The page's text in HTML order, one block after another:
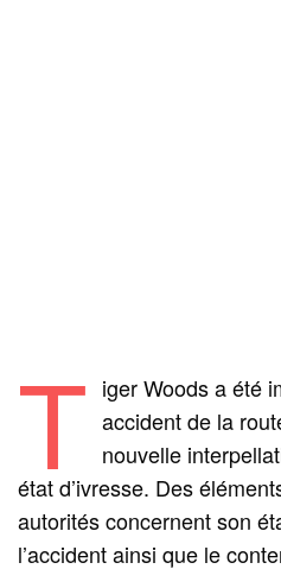
T iger Woods a été
accident de la
nouvelle
état d’ivresse. Des
autorités concernent son
l’accident ainsi que le